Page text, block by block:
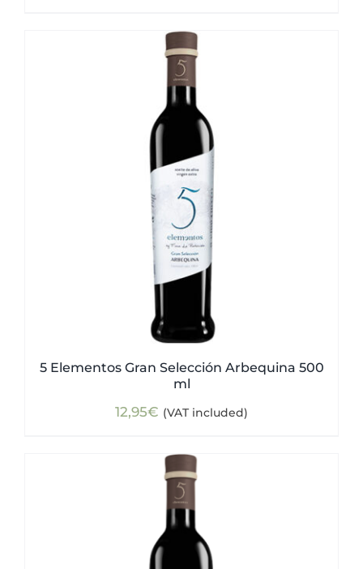
5 Elementos Gran Selección Arbequina 500
ml
12,95€ (VAT included)